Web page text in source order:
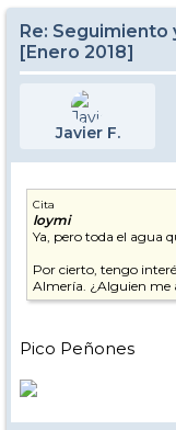
Re:
[Enero 2018]
Javier F.
Cita
loymi
Ya, pero toda el agua
Por cierto, tengo
Almería. ¿Alguien me
Pico Peñones